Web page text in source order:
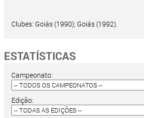
Clubes: Goiás (1990); Goiás (1992).
ESTATÍSTICAS
Campeonato:
Edição: